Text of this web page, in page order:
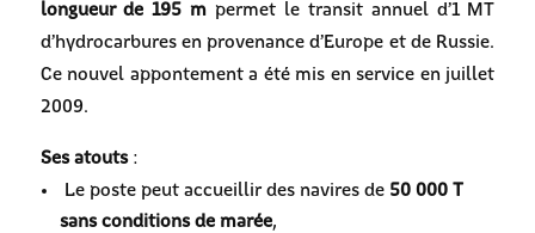
longueur de 195 m permet le transit annuel d’1 MT
d’hydrocarbures en provenance d’Europe et de Russie.
Ce nouvel appontement a été mis en service en juillet
2009.
Ses atouts:
Le poste peut accueillir des navires de 50 000 T
sans conditions de marée,